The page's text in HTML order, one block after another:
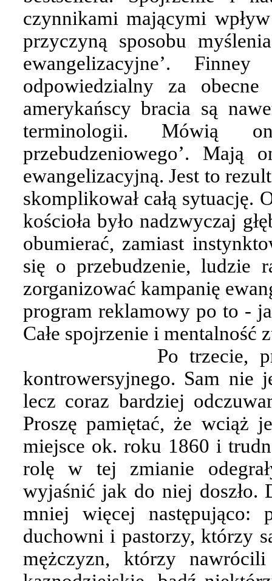
czynnikami mającymi
przyczyną sposobu
ewangelizacyjne’.
odpowiedzialny za
amerykańscy bracia są
terminologii. Mówią
przebudzeniowego’. Mają
ewangelizacyjną. Jest to
skomplikował całą sytuację.
kościoła było nadzwyczaj
obumierać, zamiast
się o przebudzenie, ludzie
zorganizować kampanię
program reklamowy po to -
Całe spojrzenie i mentalność
Po trzecie,
kontrowersyjnego. Sam nie
lecz coraz bardziej
Proszę pamiętać, że wciąż
miejsce ok. roku 1860 i
rolę w tej zmianie
wyjaśnić jak do niej doszło.
mniej więcej następująco:
duchowni i pastorzy, którzy
mężczyzn, którzy